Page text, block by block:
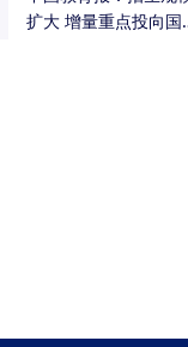
扩大 增量重点投向国